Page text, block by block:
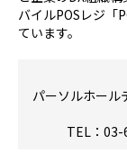
バイルPOSレジ「
ています。
パーソルホー
TEL：